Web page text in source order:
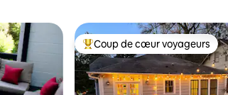
Coups de cœur voyageurs les
Coup de cœur voyageurs